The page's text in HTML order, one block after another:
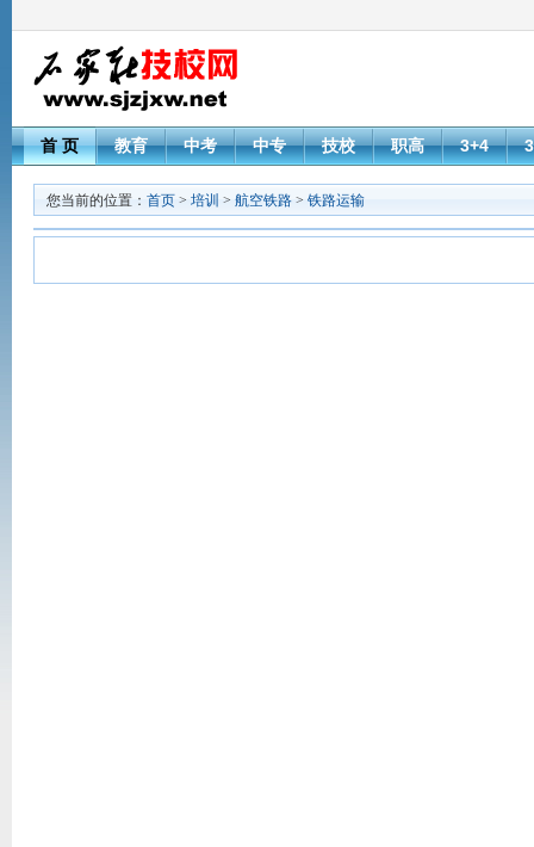
首 页 教育 中考 中专 技校 职高 3+4
您当前的位置： 首页 > 培训 > 航空铁路 > 铁路运输